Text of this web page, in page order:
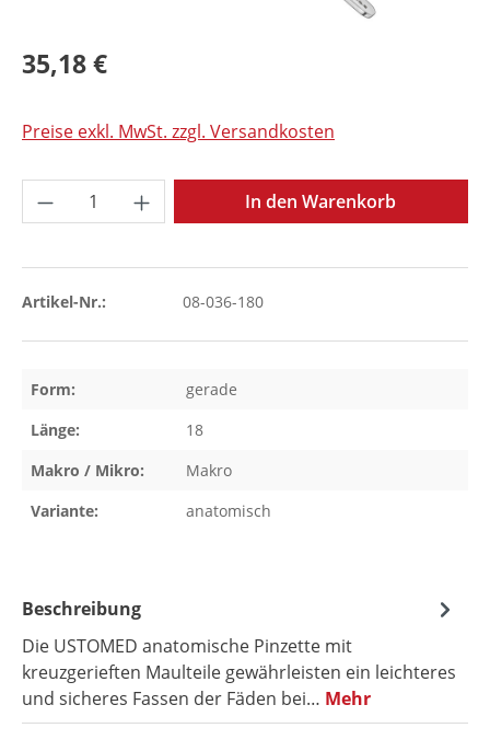
35,18 €
Preise exkl. MwSt. zzgl. Versandkosten
Produkt Anzahl: Gib den gewünschten
In den Warenkorb
Artikel-Nr.: 08-036-180
Form:
gerade
Länge:
18
Makro / Mikro:
Makro
Variante:
anatomisch
Beschreibung
Die USTOMED anatomische Pinzette mit
kreuzgerieften Maulteile gewährleisten ein leichteres
und sicheres Fassen der Fäden bei… Mehr